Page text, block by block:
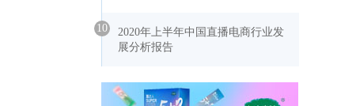
10
2020年上半年中国直播电商行业发
展分析报告